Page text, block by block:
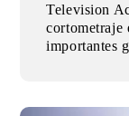
Television
cortometraje
importantes